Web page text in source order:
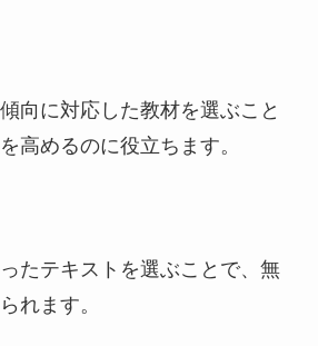
向に対応した教材を選ぶこと
高めるのに役立ちます。
たテキストを選ぶことで、無
れます。